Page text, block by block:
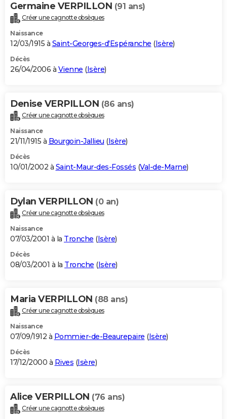
Germaine VERPILLON (91 ans)
Créer une cagnotte obsèques
Naissance
12/03/1915 à Saint-Georges-d'Espéranche (Isère)
Décès
26/04/2006 à Vienne (Isère)
Denise VERPILLON (86 ans)
Créer une cagnotte obsèques
Naissance
21/11/1915 à Bourgoin-Jallieu (Isère)
Décès
10/01/2002 à Saint-Maur-des-Fossés (Val-de-Marne)
Dylan VERPILLON (0 an)
Créer une cagnotte obsèques
Naissance
07/03/2001 à la Tronche (Isère)
Décès
08/03/2001 à la Tronche (Isère)
Maria VERPILLON (88 ans)
Créer une cagnotte obsèques
Naissance
07/09/1912 à Pommier-de-Beaurepaire (Isère)
Décès
17/12/2000 à Rives (Isère)
Alice VERPILLON (76 ans)
Créer une cagnotte obsèques